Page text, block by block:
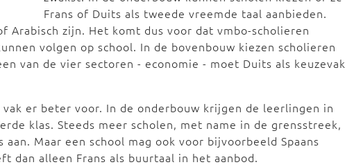
Frans of Duits als tweede vreemde taal aanbieden.
Arabisch zijn. Het komt dus voor dat vmbo-scholieren
volgen op school. In de bovenbouw kiezen scholieren
van de vier sectoren - economie - moet Duits als keuzevak
er beter voor. In de onderbouw krijgen de leerlingen in
klas. Steeds meer scholen, met name in de grensstreek,
Maar een school mag ook voor bijvoorbeeld Spaans
dan alleen Frans als buurtaal in het aanbod.